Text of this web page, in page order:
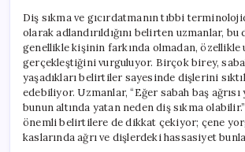
Diş sıkma ve gıcırdatmanın tıbbi
olarak adlandırıldığını belirten uzmanlar, bu
genellikle kişinin farkında olmadan, özellikle
gerçekleştiğini vurguluyor. Birçok birey,
yaşadıkları belirtiler sayesinde dişlerini
edebiliyor. Uzmanlar, “Eğer sabah baş ağrısı
bunun altında yatan neden diş sıkma
önemli belirtilere de dikkat çekiyor; çene
kaslarında ağrı ve dişlerdeki hassasiyet